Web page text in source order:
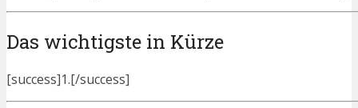
Das wichtigste in Kürze
[success]1.[/success]